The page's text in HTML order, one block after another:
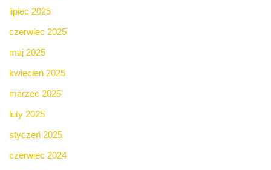
lipiec 2025
czerwiec 2025
maj 2025
kwiecień 2025
marzec 2025
luty 2025
styczeń 2025
czerwiec 2024